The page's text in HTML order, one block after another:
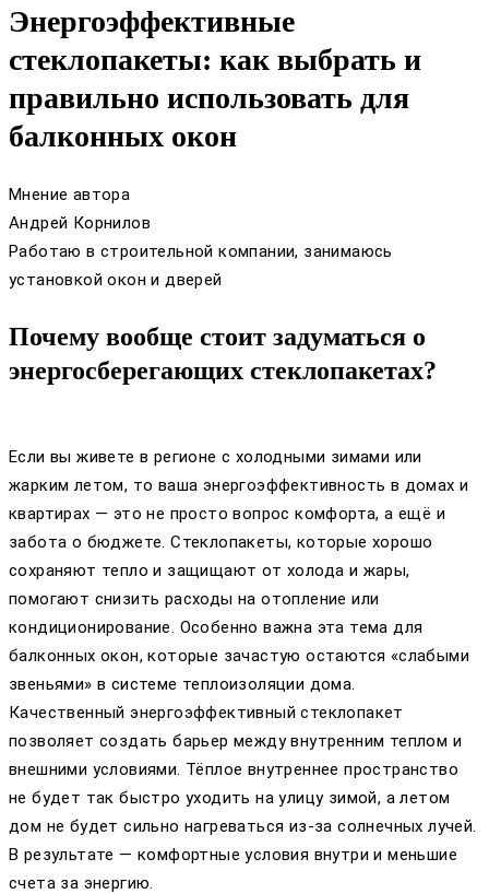
Энергоэффективные
стеклопакеты: как выбрать и
правильно использовать для
балконных окон
Мнение автора
Андрей Корнилов
Работаю в строительной компании, занимаюсь
установкой окон и дверей
Почему вообще стоит задуматься о
энергосберегающих стеклопакетах?
Если вы живете в регионе с холодными зимами или
жарким летом, то ваша энергоэффективность в домах и
квартирах — это не просто вопрос комфорта, а ещё и
забота о бюджете. Стеклопакеты, которые хорошо
сохраняют тепло и защищают от холода и жары,
помогают снизить расходы на отопление или
кондиционирование. Особенно важна эта тема для
балконных окон, которые зачастую остаются «слабыми
звеньями» в системе теплоизоляции дома.
Качественный энергоэффективный стеклопакет
позволяет создать барьер между внутренним теплом и
внешними условиями. Тёплое внутреннее пространство
не будет так быстро уходить на улицу зимой, а летом
дом не будет сильно нагреваться из-за солнечных лучей.
В результате — комфортные условия внутри и меньшие
счета за энергию.